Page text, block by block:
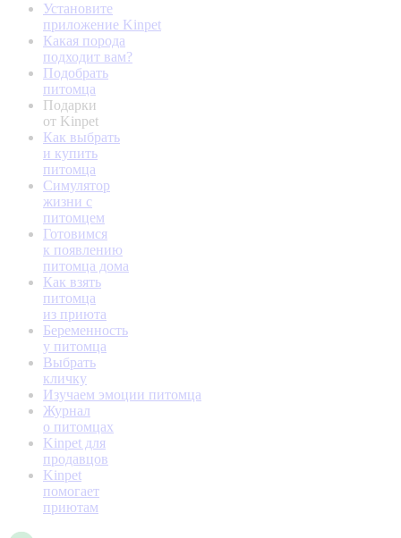
Установите
приложение Kinpet
Какая порода
подходит вам?
Подобрать
питомца
Подарки
от Kinpet
Как выбрать
и купить
питомца
Симулятор
жизни с
питомцем
Готовимся
к появлению
питомца дома
Как взять
питомца
из приюта
Беременность
у питомца
Выбрать
кличку
Изучаем эмоции питомца
Журнал
о питомцах
Kinpet для
продавцов
Kinpet
помогает
приютам